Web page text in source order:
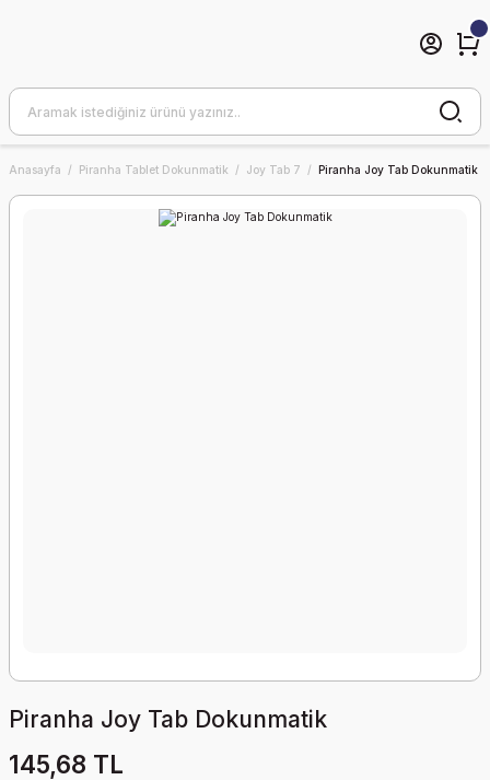
Anasayfa Piranha Tablet Dokunmatik Joy Tab 7 Piranha Joy Tab Dokunmatik
Piranha Joy Tab Dokunmatik
145,68 TL